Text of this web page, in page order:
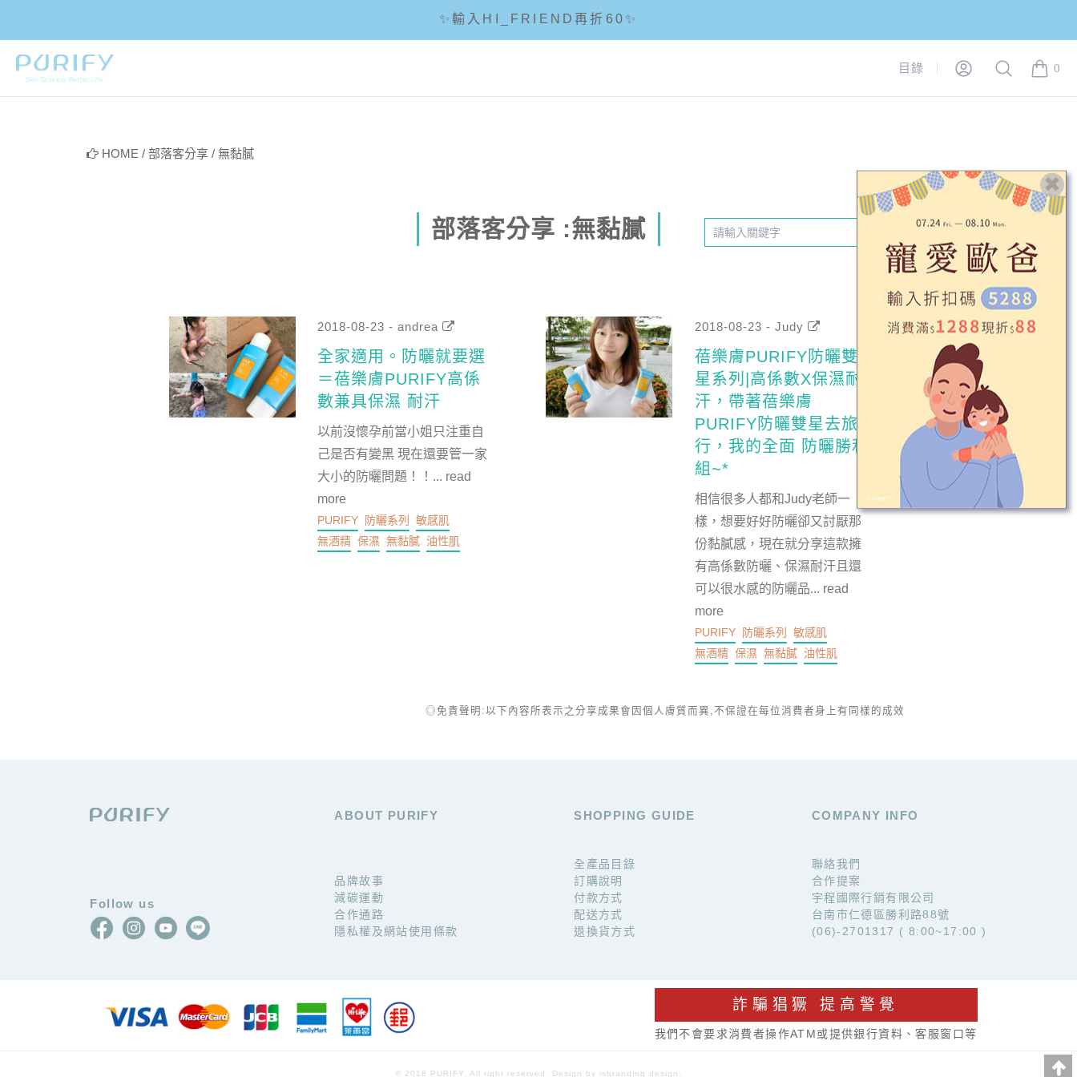
PURIFY 目錄 Login Search 0
items
✨輸入HI_FRIEND再折60✨
🌟全館滿1200免運🌟
HOME / 部落客分享/ 無黏膩
部落客分享 :無黏膩
2018-08-23 - andrea
全家適用。防曬就要選
＝蓓樂膚PURIFY高係
數兼具保濕 耐汗
以前沒懷孕前當小姐只注重自
己是否有變黑 現在還要管一家
大小的防曬問題！！... read
more
PURIFY 防曬系列
敏感肌
無酒精 保濕 無黏膩 油性肌
2018-08-23 - Judy
蓓樂膚PURIFY防曬雙
星系列|高係數X保濕耐
汗，帶著蓓樂膚
PURIFY防曬雙星去旅
行，我的全面 防曬勝利
組~*
相信很多人都和Judy老師一
樣，想要好好防曬卻又討厭那
份黏膩感，現在就分享這款擁
有高係數防曬、保濕耐汗且還
可以很水感的防曬品... read
more
PURIFY 防曬系列
敏感肌
無酒精 保濕 無黏膩 油性肌
◎免責聲明:以下內容所表示之分享成果會因個人膚質而異,不保證在每位消費者身上有同樣的成效
Follow us
ABOUT PURIFY
品牌故事
減碳運動
合作通路
隱私權及網站使用條款
SHOPPING GUIDE
全產品目錄
訂購說明
付款方式
配送方式
退換貨方式
COMPANY INFO
聯絡我們
合作提案
宇程國際行銷有限公司
台南市仁德區勝利路88號
(06)-2701317 ( 8:00~17:00 )
詐騙猖獗 提高警覺
我們不會要求消費者操作ATM或提供銀行資料、客服窗口等
© 2018 PURIFY. All right reserved. Design by isbranding design.